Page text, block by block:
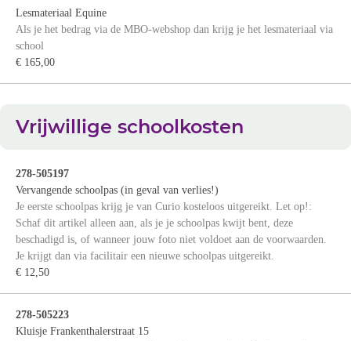
Lesmateriaal Equine
Als je het bedrag via de MBO-webshop dan krijg je het lesmateriaal via
school
€ 165,00
Vrijwillige schoolkosten
278-505197
Vervangende schoolpas (in geval van verlies!)
Je eerste schoolpas krijg je van Curio kosteloos uitgereikt. Let op!:
Schaf dit artikel alleen aan, als je je schoolpas kwijt bent, deze
beschadigd is, of wanneer jouw foto niet voldoet aan de voorwaarden.
Je krijgt dan via facilitair een nieuwe schoolpas uitgereikt.
€ 12,50
278-505223
Kluisje Frankenthalerstraat 15